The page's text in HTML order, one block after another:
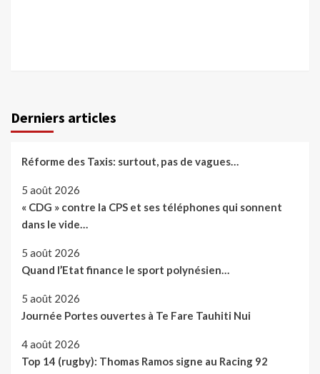
Derniers articles
Réforme des Taxis: surtout, pas de vagues…
5 août 2026
« CDG » contre la CPS et ses téléphones qui sonnent
dans le vide…
5 août 2026
Quand l’Etat finance le sport polynésien…
5 août 2026
Journée Portes ouvertes à Te Fare Tauhiti Nui
4 août 2026
Top 14 (rugby): Thomas Ramos signe au Racing 92